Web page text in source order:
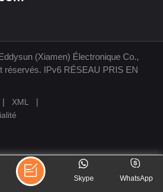
(Xiamen) Électronique Co.,
réservés. IPv6 RÉSEAU PRIS EN
| XML |
WhatsApp
Skype